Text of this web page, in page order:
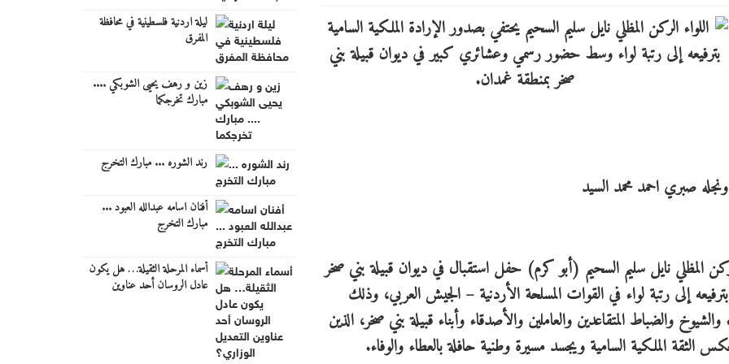
صبري احمد محمد السيد
المظلي نايل سليم السحيم (أبو كرم) حفل استقبال في ديوان قبيلة بني صخر
إلى رتبة لواء في القوات المسلحة الأردنية – الجيش العربي، وذلك
والضباط المتقاعدين والعاملين والأصدقاء وأبناء قبيلة بني صخر، الذين
الثقة الملكية السامية ويجسد مسيرة وطنية حافلة بالعطاء والوفاء.
ليلة اردنية فلسطينية في محافظة
المفرق
زين و رهف يحيى الشوبكي ....
مبارك تخرجكما
رند الشوره ... مبارك التخرج
أفنان اسامه عبدالله العبود ...
مبارك التخرج
أسماء المرحلة الثقيلة… هل يكون
عادل الروسان أحد عناوين